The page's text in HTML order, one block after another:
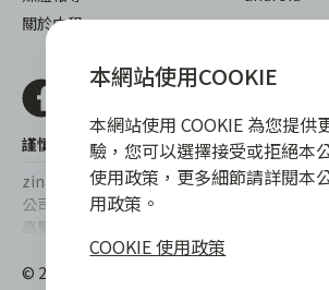
關於中租
謹慎衡量自身財務狀況，理性理財最安心
zingala銀角零卡/仲信資融沒有代辦公司及代
公司合作，更不會要求您提供實體銀行提款卡
高警覺，勿受騙上當！
提醒您，消費前請審慎評估財務狀況，理性
百分率區間為0%~15.9%，實際費用率，仍以
© 2022 仲信資融股份有限公司 Chailease
本網站使用COOKIE
本網站使用 COOKIE 為您提供
驗，您可以選擇接受或拒絕本
使用政策，更多細節請詳閱本
用政策。
COOKIE 使用政策